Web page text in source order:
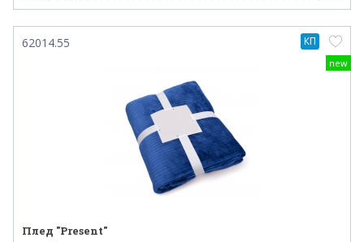
new
62014.55
Плед "Рresent"
КП